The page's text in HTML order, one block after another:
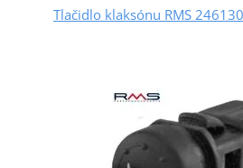
Tlačidlo klaksónu RMS